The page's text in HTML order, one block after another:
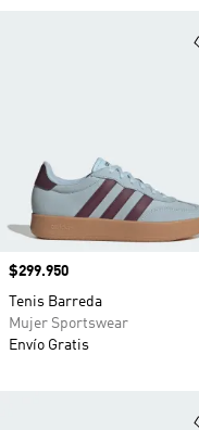
Precio
$299.950
Tenis Barreda
Mujer Sportswear
Envío Gratis